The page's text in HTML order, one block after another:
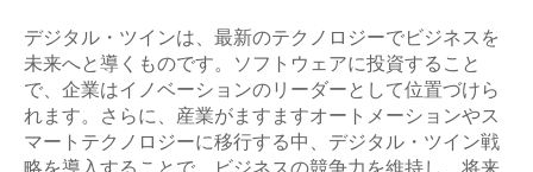
デジタル・ツインは、最新のテクノロジーでビジネスを
未来へと導くものです。ソフトウェアに投資すること
で、企業はイノベーションのリーダーとして位置づけら
れます。さらに、産業がますますオートメーションやス
マートテクノロジーに移行する中、デジタル・ツイン戦